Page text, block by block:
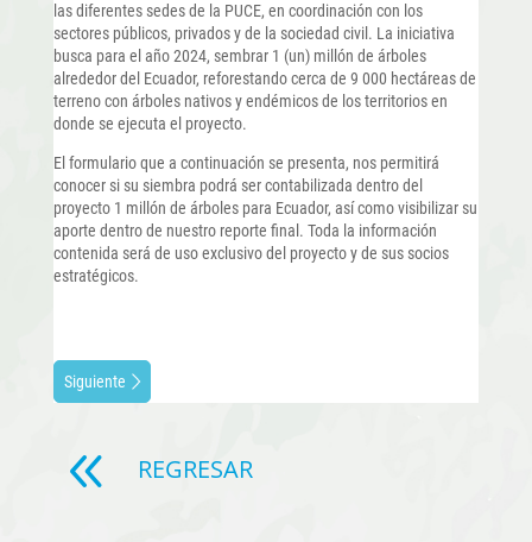
las diferentes sedes de la PUCE, en coordinación con los
sectores públicos, privados y de la sociedad civil. La iniciativa
busca para el año 2024, sembrar 1 (un) millón de árboles
alrededor del Ecuador, reforestando cerca de 9 000 hectáreas de
terreno con árboles nativos y endémicos de los territorios en
donde se ejecuta el proyecto.
El formulario que a continuación se presenta, nos permitirá
conocer si su siembra podrá ser contabilizada dentro del
proyecto 1 millón de árboles para Ecuador, así como visibilizar su
aporte dentro de nuestro reporte final. Toda la información
contenida será de uso exclusivo del proyecto y de sus socios
estratégicos.
Siguiente
8 REGRESAR